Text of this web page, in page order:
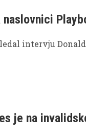
intervju
je na